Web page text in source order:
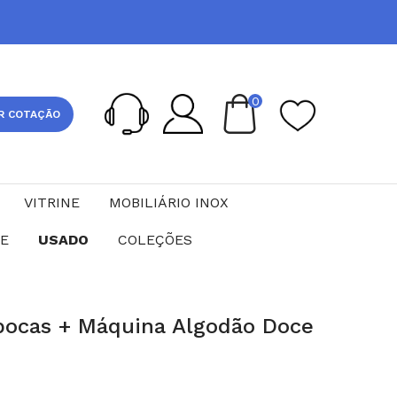
COTAÇÃO
0
VITRINE MOBILIÁRIO INOX
USADO COLEÇÕES
+ Máquina Algodão Doce